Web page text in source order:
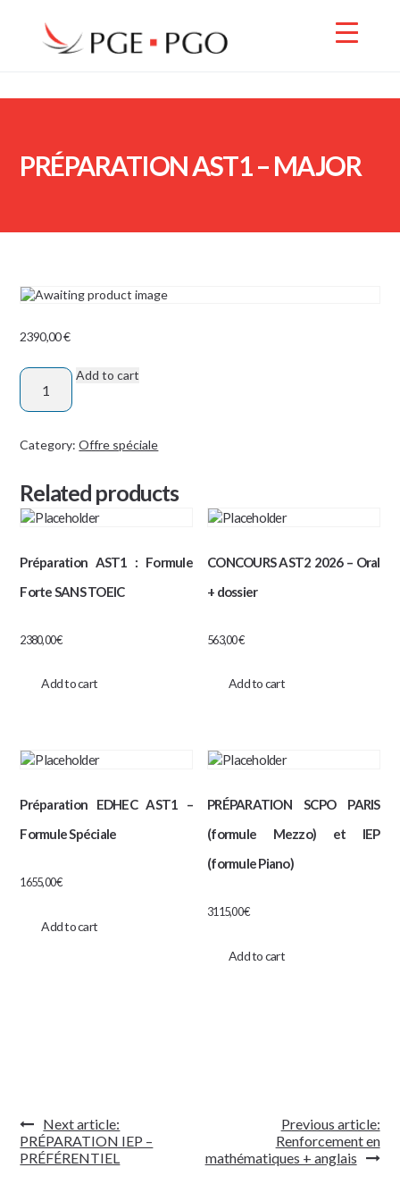
PRÉPARATION AST1 – MAJOR
2390,00€
PRÉPARATION
AST1
MAJOR
Add to cart
Category:Offre spéciale
Related products
Préparation AST1 : Formule
Forte SANS TOEIC
2380,00€
Add to cart
CONCOURS AST2 2026 – Oral
+ dossier
563,00€
Add to cart
Préparation EDHEC AST1 –
Formule Spéciale
1655,00€
Add to cart
PRÉPARATION SCPO PARIS
(formule Mezzo) et IEP
(formule Piano)
3115,00€
Add to cart
de
l’article
Previous article:
Renforcement en
mathématiques + anglais
Next article:
PRÉPARATION IEP –
PRÉFÉRENTIEL